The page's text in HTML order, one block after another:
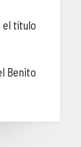
el título
Benito